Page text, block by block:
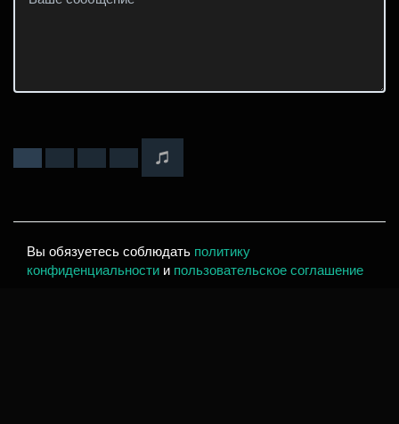
Вы обязуетесь соблюдать политику
конфиденциальности и пользовательское соглашение